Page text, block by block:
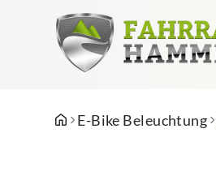
E-Bike Beleuchtung